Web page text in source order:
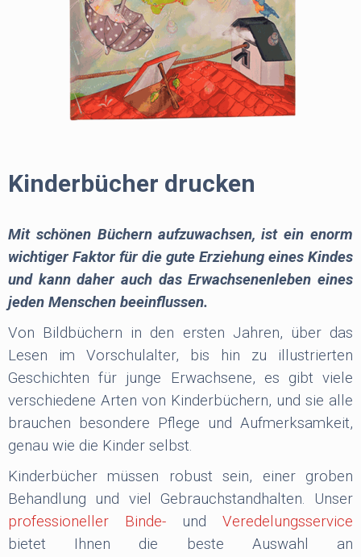
Kinderbücher drucken
Mit schönen Büchern aufzuwachsen, ist ein enorm
wichtiger Faktor für die gute Erziehung eines Kindes
und kann daher auch das Erwachsenenleben eines
jeden Menschen beeinflussen.
Von Bildbüchern in den ersten Jahren, über das
Lesen im Vorschulalter, bis hin zu illustrierten
Geschichten für junge Erwachsene, es gibt viele
verschiedene Arten von Kinderbüchern, und sie alle
brauchen besondere Pflege und Aufmerksamkeit,
genau wie die Kinder selbst.
Kinderbücher müssen robust sein, einer groben
Behandlung und viel Gebrauchstandhalten. Unser
professioneller Binde- und Veredelungsservice
bietet Ihnen die beste Auswahl an